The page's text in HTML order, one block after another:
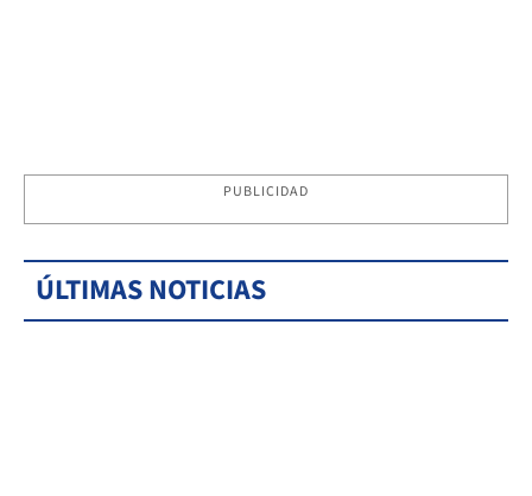
PUBLICIDAD
ÚLTIMAS NOTICIAS